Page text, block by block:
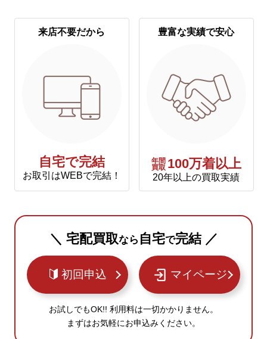
来店不要だから
自宅で完結
お取引はWEBで完結！
豊富な実績で安心
年間
買取 100万着以上
20年以上の買取実績
＼ 宅配買取なら 自宅で完結 ／
初回申込 マイページ
お試しでもOK!! 利用料は一切かかりません。
まずはお気軽にお申込みください。